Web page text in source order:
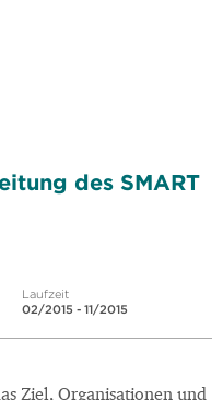
des SMART
Laufzeit
02/2015 - 11/2015
Ziel, Organisationen und